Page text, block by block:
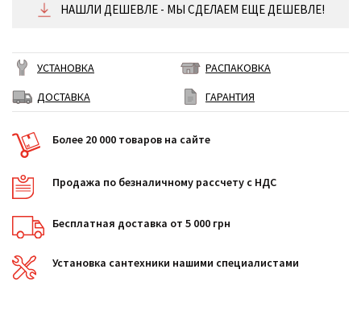
НАШЛИ ДЕШЕВЛЕ - МЫ СДЕЛАЕМ ЕЩЕ ДЕШЕВЛЕ!
УСТАНОВКА
РАСПАКОВКА
ДОСТАВКА
ГАРАНТИЯ
Более 20 000 товаров на сайте
Продажа по безналичному рассчету с НДС
Бесплатная доставка от 5 000 грн
Установка сантехники нашими специалистами